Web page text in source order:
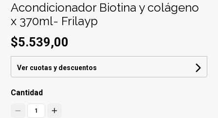
Acondicionador Biotina y colágeno
x 370ml- Frilayp
$5.539,00
Ver cuotas y descuentos
Cantidad
1